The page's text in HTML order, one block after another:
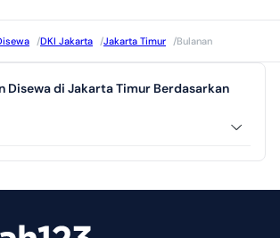
/DKI Jakarta /Jakarta Timur /Bulanan
Disewa di Jakarta Timur Berdasarkan